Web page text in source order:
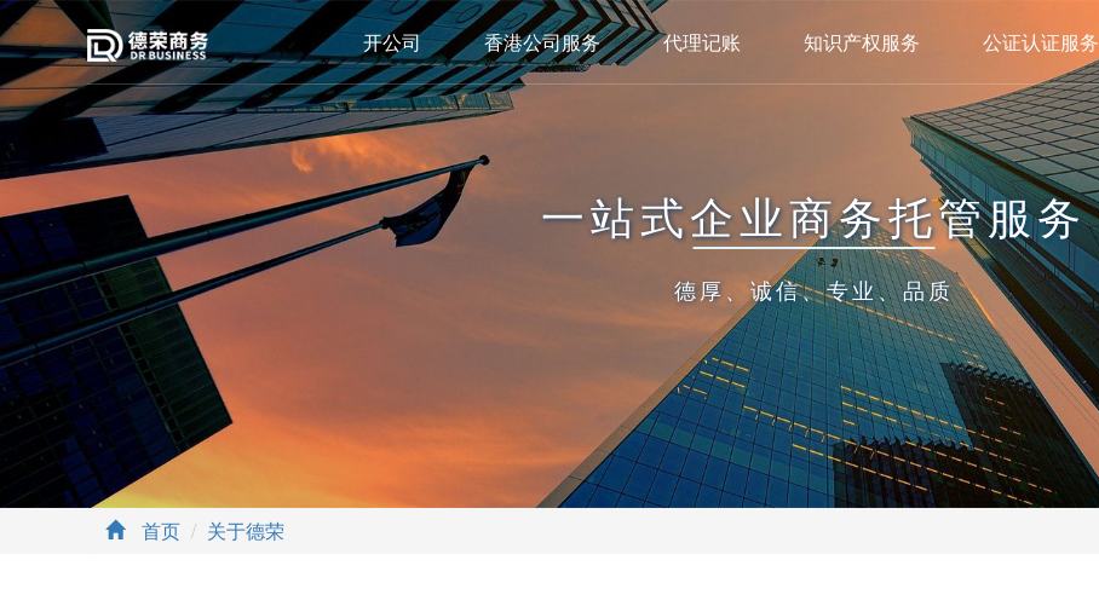
开公司 香港公司服务 代理记账 知识产权服务 公证认证服务
一站式企业商务托管服务
德厚、诚信、专业、品质
首页 关于德荣